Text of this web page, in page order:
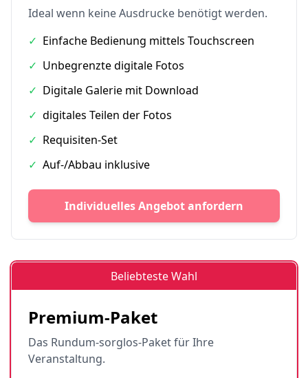
Ideal wenn keine Ausdrucke benötigt werden.
✓ Einfache Bedienung mittels Touchscreen
✓ Unbegrenzte digitale Fotos
✓ Digitale Galerie mit Download
✓ digitales Teilen der Fotos
✓ Requisiten-Set
✓ Auf-/Abbau inklusive
Individuelles Angebot anfordern
Beliebteste Wahl
Premium-Paket
Das Rundum-sorglos-Paket für Ihre
Veranstaltung.